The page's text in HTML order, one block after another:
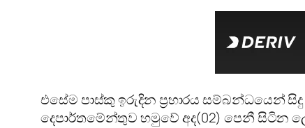
එසේම පාස්කු ඉරුදින ප්‍රහාරය සම්බන්ධයෙන්
දෙපාර්තමේන්තුව හමුවේ අද(02) පෙනී සිටින